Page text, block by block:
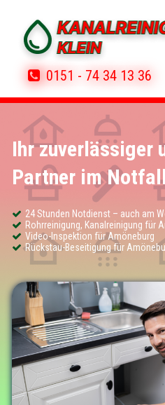
0151 - 74 34 13 36
Ihr zuverlässiger
Partner im
24 Stunden Notdienst – auch am
Rohrreinigung, Kanalreinigung für
Video-Inspektion für Amöneburg
Rückstau-Beseitigung für